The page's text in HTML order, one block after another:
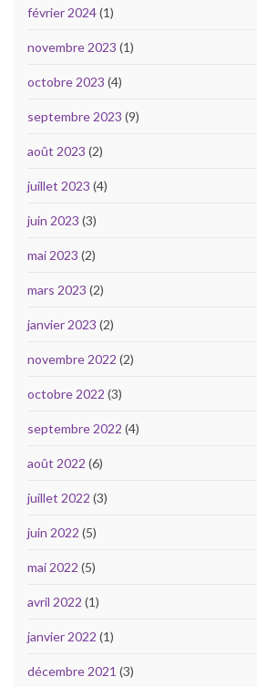
février 2024(1)
novembre 2023 (1)
octobre 2023 (4)
septembre 2023 (9)
août 2023 (2)
juillet 2023 (4)
juin 2023 (3)
mai 2023 (2)
mars 2023 (2)
janvier 2023 (2)
novembre 2022 (2)
octobre 2022 (3)
septembre 2022 (4)
août 2022 (6)
juillet 2022 (3)
juin 2022 (5)
mai 2022 (5)
avril 2022 (1)
janvier 2022 (1)
décembre 2021 (3)